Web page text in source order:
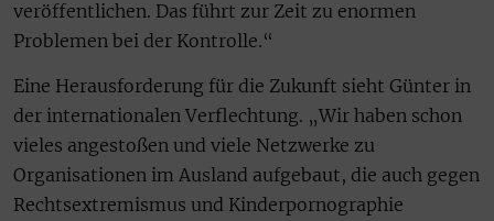
veröffentlichen. Das führt zur Zeit zu enormen
Problemen bei der Kontrolle.“
Eine Herausforderung für die Zukunft sieht Günter in
der internationalen Verflechtung. „Wir haben schon
vieles angestoßen und viele Netzwerke zu
Organisationen im Ausland aufgebaut, die auch gegen
Rechtsextremismus und Kinderpornographie